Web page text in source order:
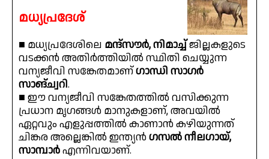
മധ്യപ്രദേശ്
■ മധ്യപ്രദേശിലെ മന്ദ്‌സൗർ, നിമാച്ച്ജില്ലകളുടെ
വടക്കൻ അതിർത്തിയിൽ സ്ഥിതി ചെയ്യുന്ന
വന്യജീവി സങ്കേതമാണ്ഗാന്ധി സാഗർ
സാങ്ച്വറി.
■ ഈ വന്യജീവി സങ്കേതത്തിൽ വസിക്കുന്ന
പ്രധാന മൃഗങ്ങൾ മാനുകളാണ്, അവയിൽ
ഏറ്റവും എളുപ്പത്തിൽ കാണാൻ കഴിയുന്നത്
ചിങ്കര അല്ലെങ്കിൽ ഇന്ത്യൻഗസൽ നീലഗായ്,
സാമ്പാർഎന്നിവയാണ്.